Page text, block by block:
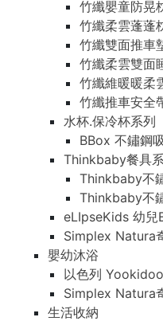
竹纖嬰童防晃
竹纖柔雲蓬蓬
竹纖雙面推車
竹纖柔雲雙面
竹纖維暖暖柔
竹纖推車安全
水杯.保冷杯系列
BBox 不鏽鋼
Thinkbaby餐具
Thinkbaby不
Thinkbaby不
eLIpseKids 幼兒
Simplex Natura
嬰幼沐浴
以色列
Simplex Natura
生活收納